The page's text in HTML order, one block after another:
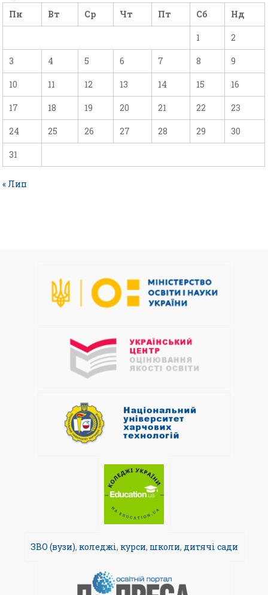
Пн
Вт Ср Чт Пт Сб Нд
1 2
3 4 5 6 7 8 9
10 11 12 13 14 15 16
17 18 19 20 21 22 23
24 25 26 27 28 29 30
31
« Лип
ЗВО (вузи), коледжі, курси, школи, дитячі сади